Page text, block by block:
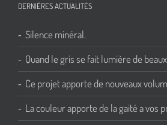
DERNIÈRES ACTUALITÉS
Silence minéral.
Quand le gris se fait lumière de
Ce projet apporte de nouveaux
La couleur apporte de la gaité a vos